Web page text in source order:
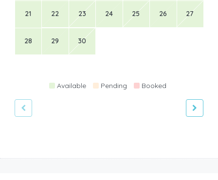
21 22 23 24 25 26 27
28 29 30
Available Pending Booked